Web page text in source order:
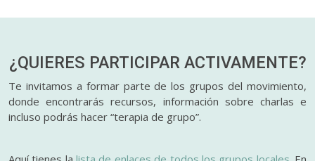
¿QUIERES PARTICIPAR ACTIVAMENTE?
Te invitamos a formar parte de los grupos del movimiento,
donde encontrarás recursos, información sobre charlas e
incluso podrás hacer “terapia de grupo”.